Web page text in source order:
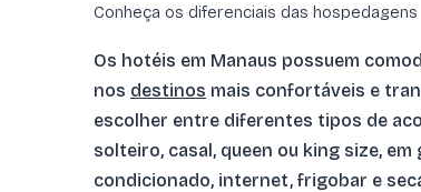
Conheça os diferenciais das hospedagens
Os hotéis em Manaus possuem
nos destinos mais confortáveis e
escolher entre diferentes tipos de
solteiro, casal, queen ou king size, em
condicionado, internet, frigobar e